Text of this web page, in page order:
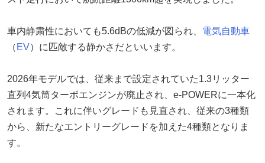
車内静粛性においても5.6dBの低減が図られ、 電気自動車
（ EV）に匹敵する静かさだといいます。
2026年モデルでは、従来まで設定されていた1.3リッター
直列4気筒ターボエンジンが廃止され、e-POWERに一本化
されます。これに伴いグレードも見直され、従来の3種類
から、新たなエントリーグレードを加えた4種類となりま
す。